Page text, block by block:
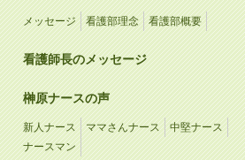
メッセージ 看護部理念 看護部概要
看護師長のメッセージ
榊原ナースの声
新人ナース ママさんナース
中堅ナース
ナースマン